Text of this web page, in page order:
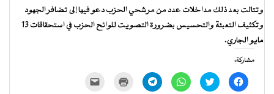
وتتالت بعد ذلك مداخلات عدد من مرشحي الحزب دعو فيها إلى تضافر الجهود
وتكثيف التعبئة والتحسيس بضرورة التصويت للوائح الحزب في استحقاقات 13
مايو الجاري.
مشاركة:
انقر
للمشاركة
اضغط
للمشاركة
انقر
للمشاركة
انقر
للمشاركة للطباعة